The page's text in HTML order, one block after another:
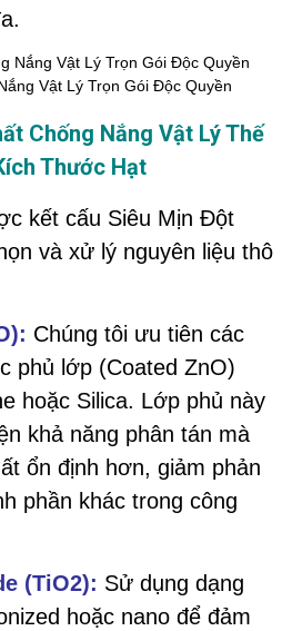
Vật Lý Trọn Gói Độc Quyền
Chống Nắng Vật Lý Thế
Thước Hạt
kết cấu Siêu Mịn Đột
và xử lý nguyên liệu thô
Chúng tôi ưu tiên các
phủ lớp (Coated ZnO)
hoặc Silica. Lớp phủ này
khả năng phân tán mà
ổn định hơn, giảm phản
phần khác trong công
(TiO2): Sử dụng dạng
hoặc nano để đảm